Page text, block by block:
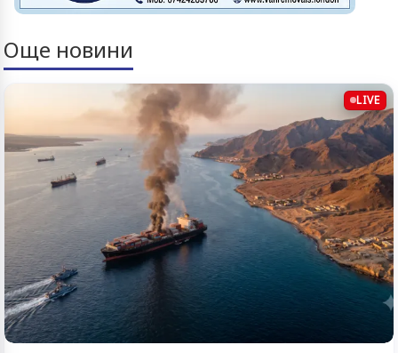
Още новини
LIVE